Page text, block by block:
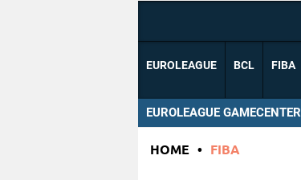
EUROLEAGUE BCL FIBA
EUROLEAGUE GAMECENTER
HOME • FIBA